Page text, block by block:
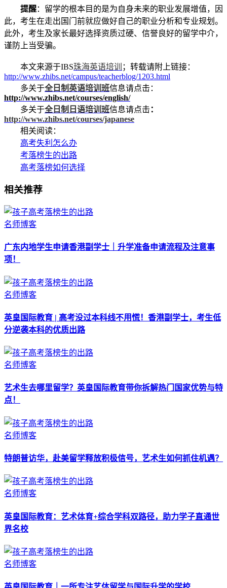
提醒：留学的根本目的是为自身未来的职业发展增值，因
此，考生在走出国门前就应做好自己的职业分析和专业规划。
此外，考生及家长最好选择资质过硬、信誉良好的留学中介，
谨防上当受骗。
本文来源于IBS珠海英语培训
；转载请附上链接：
http://www.zhibs.net/campus/teacherblog/1203.html
多关于全日制英语培训班信息请点击：
http://www.zhibs.net/courses/english/
多关于全日制日语培训班信息请点击：
http://www.zhibs.net/courses/japanese
相关阅读：
高考失利怎么办
考落榜生的出路
高考落榜如何选择
相关推荐
名师博客
广东内地学生申请香港副学士｜升学准备申请流程及注意事
项！
名师博客
英皇国际教育 | 高考没过本科线不用慌！香港副学士，考生低
分逆袭本科的优质出路
名师博客
艺术生去哪里留学？英皇国际教育带你拆解热门国家优势与特
点！
名师博客
特朗普访华，赴美留学释放积极信号，艺术生如何抓住机遇？
名师博客
英皇国际教育：艺术体育+综合学科双路径，助力学子直通世
界名校
名师博客